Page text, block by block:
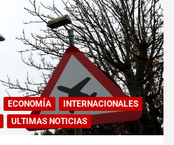
ECONOMÍA
INTERNACIONALES
ULTIMAS NOTICIAS